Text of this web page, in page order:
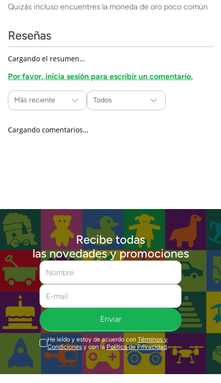
Quizás incluso encuentres la moneda de oro poco común
Reseñas
Cargando el resumen…
Por favor, inicia sesión para escribir un comentario.
Más reciente Todos
Cargando comentarios…
Recibe todas
las novedades y promociones
Enviar
He leído y estoy de acuerdo con Términos y
Condiciones y con la Política de Privacidad.